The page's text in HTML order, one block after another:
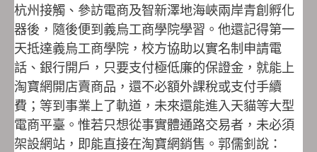
杭州接觸、參訪電商及智新澤地海峽兩岸青創孵化
器後，隨後便到義烏工商學院學習。他還記得第一
天抵達義烏工商學院，校方協助以實名制申請電
話、銀行開戶，只要支付極低廉的保證金，就能上
淘寶網開店賣商品，還不必額外課稅或支付手續
費；等到事業上了軌道，未來還能進入天貓等大型
電商平臺。惟若只想從事實體通路交易者，未必須
架設網站，即能直接在淘寶網銷售。郭儒釗說：